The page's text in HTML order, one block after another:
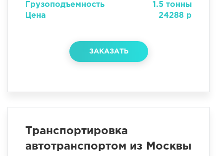
Грузоподъемность
1.5 тонны
Цена
24288 р
ЗАКАЗАТЬ
Транспортировка
автотранспортом из Москвы